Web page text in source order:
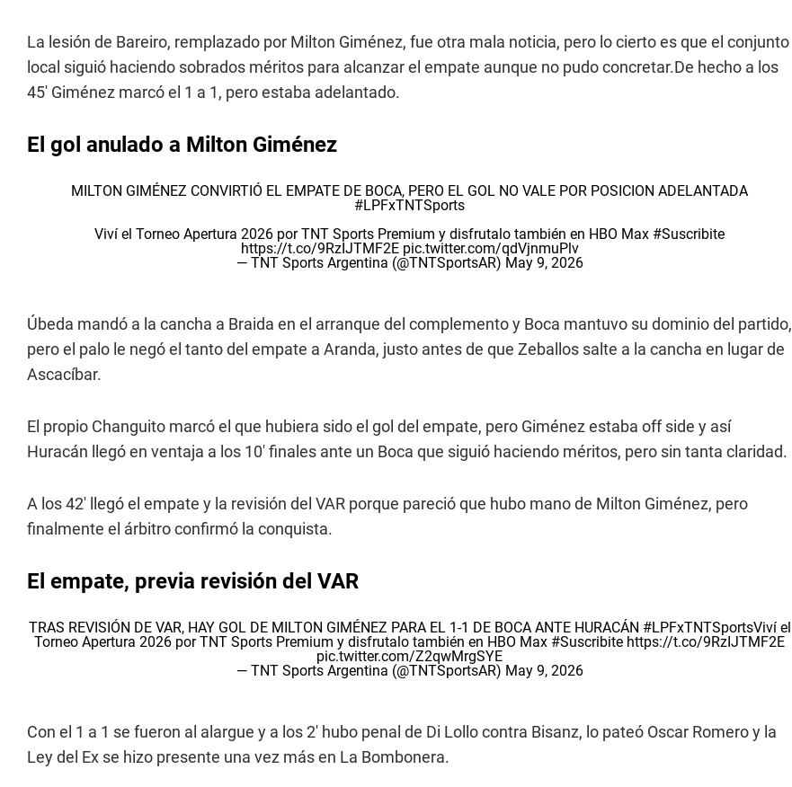
La lesión de Bareiro, remplazado por Milton Giménez, fue otra mala noticia, pero lo cierto es que el conjunto
local siguió haciendo sobrados méritos para alcanzar el empate aunque no pudo concretar.De hecho a los
45' Giménez marcó el 1 a 1, pero estaba adelantado.
El gol anulado a Milton Giménez
MILTON GIMÉNEZ CONVIRTIÓ EL EMPATE DE BOCA, PERO EL GOL NO VALE POR POSICION ADELANTADA
#LPFxTNTSports
Viví el Torneo Apertura 2026 por TNT Sports Premium y disfrutalo también en HBO Max #Suscribite
https://t.co/9RzIJTMF2E pic.twitter.com/qdVjnmuPlv
— TNT Sports Argentina (@TNTSportsAR) May 9, 2026
Úbeda mandó a la cancha a Braida en el arranque del complemento y Boca mantuvo su dominio del partido,
pero el palo le negó el tanto del empate a Aranda, justo antes de que Zeballos salte a la cancha en lugar de
Ascacíbar.
El propio Changuito marcó el que hubiera sido el gol del empate, pero Giménez estaba off side y así
Huracán llegó en ventaja a los 10' finales ante un Boca que siguió haciendo méritos, pero sin tanta claridad.
A los 42' llegó el empate y la revisión del VAR porque pareció que hubo mano de Milton Giménez, pero
finalmente el árbitro confirmó la conquista.
El empate, previa revisión del VAR
TRAS REVISIÓN DE VAR, HAY GOL DE MILTON GIMÉNEZ PARA EL 1-1 DE BOCA ANTE HURACÁN #LPFxTNTSportsViví el
Torneo Apertura 2026 por TNT Sports Premium y disfrutalo también en HBO Max #Suscribite https://t.co/9RzIJTMF2E
pic.twitter.com/Z2qwMrgSYE
— TNT Sports Argentina (@TNTSportsAR) May 9, 2026
Con el 1 a 1 se fueron al alargue y a los 2' hubo penal de Di Lollo contra Bisanz, lo pateó Oscar Romero y la
Ley del Ex se hizo presente una vez más en La Bombonera.